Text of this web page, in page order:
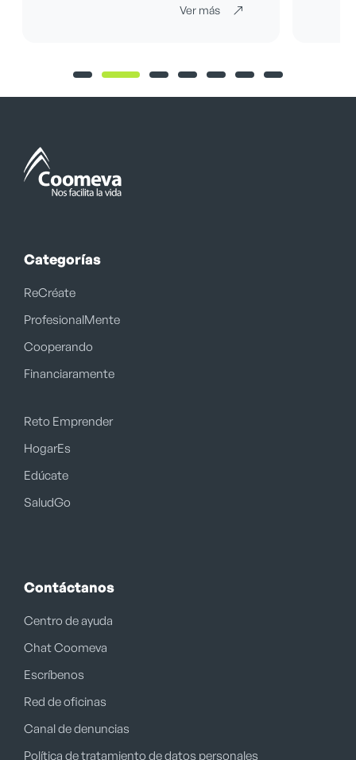
Ver más
Categorías
ReCréate
ProfesionalMente
Cooperando
Financiaramente
Reto Emprender
HogarEs
Edúcate
SaludGo
Contáctanos
Centro de ayuda
Chat Coomeva
Escríbenos
Red de oficinas
Canal de denuncias
Política de tratamiento de datos personales